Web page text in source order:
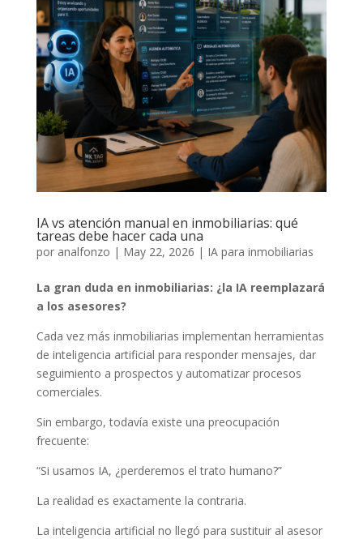
IA vs atención manual en inmobiliarias: qué
tareas debe hacer cada una
por analfonzo | May 22, 2026 | IA para inmobiliarias
La gran duda en inmobiliarias: ¿la IA reemplazará
a los asesores?
Cada vez más inmobiliarias implementan herramientas
de inteligencia artificial para responder mensajes, dar
seguimiento a prospectos y automatizar procesos
comerciales.
Sin embargo, todavía existe una preocupación
frecuente:
“Si usamos IA, ¿perderemos el trato humano?”
La realidad es exactamente la contraria.
La inteligencia artificial no llegó para sustituir al asesor